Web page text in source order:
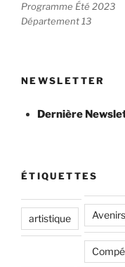
Programme Été 2023
Département 13
NEWSLETTER
Dernière
ÉTIQUETTES
artistique Avenirs